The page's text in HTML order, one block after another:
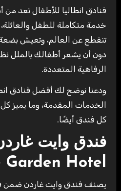
فنادق انطاليا للأطفال تعد من أشهر الأماكن التي تقدم
خدمة متكاملة للطفل
تنقطع عن العالم، وتعيش
دون أن يشعر أطفالك بالملل
الرفاهية المتعددة.
ودعنا نوضح لك أفضل فنادق
الخدمات المقدمة، وما يميز
كل فندق أيضًا.
فندق وايت غاردن
Garden Hotel